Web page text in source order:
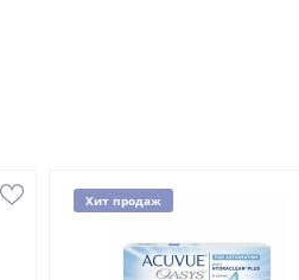
Хит продаж